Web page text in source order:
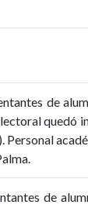
de
quedó
de